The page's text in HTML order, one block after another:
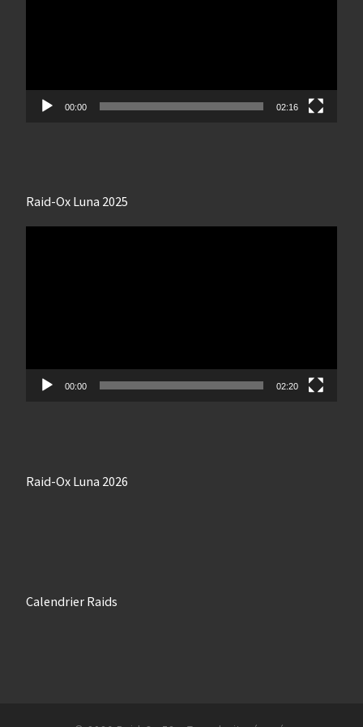
00:00 02:16
Raid-Ox Luna 2025
00:00 02:20
Raid-Ox Luna 2026
Calendrier Raids